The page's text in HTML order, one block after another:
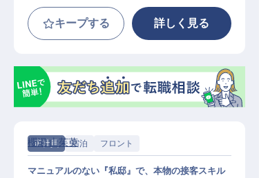
キープする 詳しく見る
正社員 宿泊 フロント
櫻湯 山茱萸
マニュアルのない『私邸』で、本物の接客スキル